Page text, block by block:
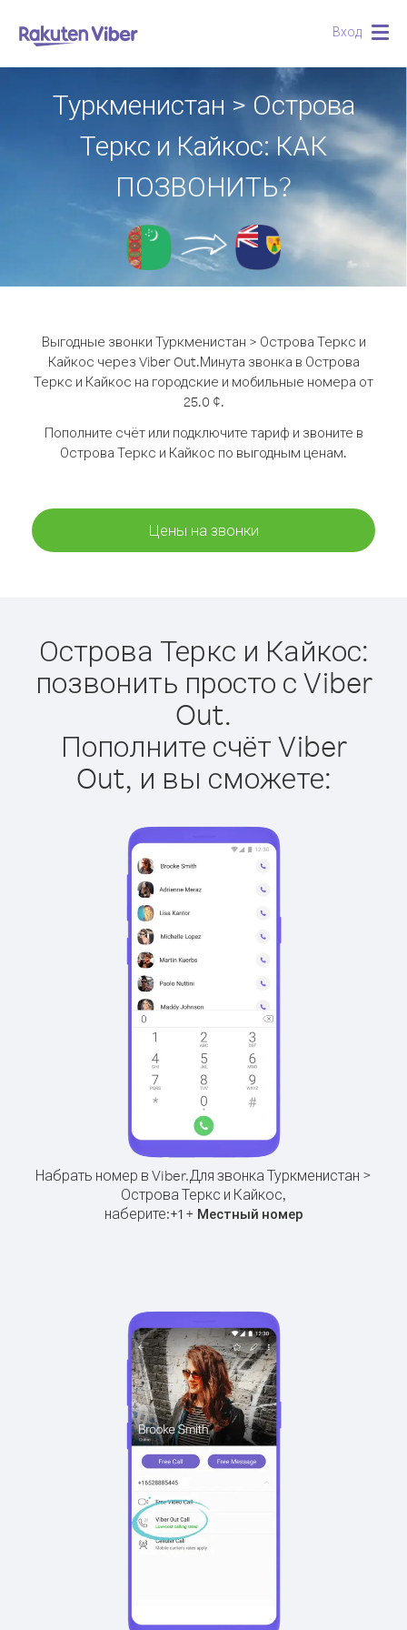
Вход
Туркменистан > Острова
Теркс и Кайкос: КАК
ПОЗВОНИТЬ?
Выгодные звонки Туркменистан > Острова Теркс и
Кайкос через Viber Out.Минута звонка в Острова
Теркс и Кайкос на городские и мобильные номера от
25.0 ¢.
Пополните счёт или подключите тариф и звоните в
Острова Теркс и Кайкос по выгодным ценам.
Цены на звонки
Острова Теркс и Кайкос:
позвонить просто с Viber
Out.
Пополните счёт Viber
Out, и вы сможете:
Набрать номер в Viber.Для звонка Туркменистан >
Острова Теркс и Кайкос,
наберите:+1+ Местный номер